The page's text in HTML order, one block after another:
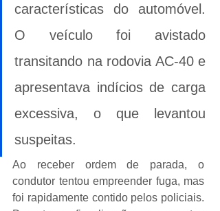
características do automóvel.
O veículo foi avistado
transitando na rodovia AC-40 e
apresentava indícios de carga
excessiva, o que levantou
suspeitas.
Ao receber ordem de parada, o
condutor tentou empreender fuga, mas
foi rapidamente contido pelos policiais.